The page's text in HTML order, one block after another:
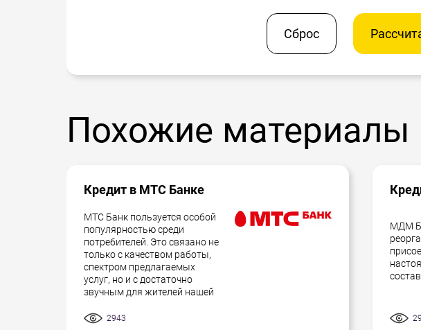
Сброс
Похожие материалы
Кредит в МТС Банке
МТС Банк пользуется особой
популярностью среди
потребителей. Это связано не
только с качеством работы,
спектром предлагаемых
услуг, но и с достаточно
звучным для жителей нашей
2943
МДМ